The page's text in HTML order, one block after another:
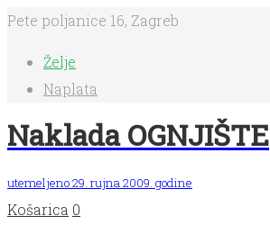
Pete poljanice 16, Zagreb
Želje
Naplata
Naklada OGNJIŠTE
utemeljeno 29. rujna 2009. godine
Košarica 0